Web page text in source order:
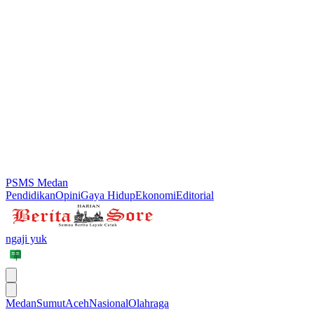
PSMS Medan
PendidikanOpiniGaya HidupEkonomiEditorial
ngaji yuk
MedanSumutAcehNasionalOlahraga